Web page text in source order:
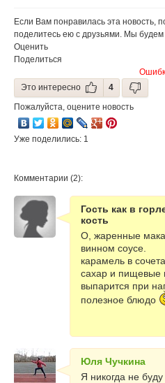
Если Вам понравилась эта новость,
поделитесь ею с друзьями. Мы
Оценить
Поделиться
Это интересно
4
Пожалуйста, оцените новость
Уже поделились: 1
Комментарии (2):
Гость как в
кость
О, жаренные
винном соусе.
карамель в
сахар и пищевые
выпарится при
полезное блюдо
Юля Чучкина
Я никогда не